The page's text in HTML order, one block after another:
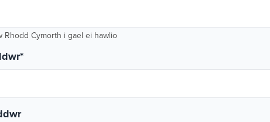
Cymorth i gael ei hawlio
*